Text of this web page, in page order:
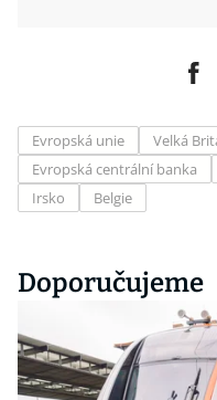
Evropská unie Velká
Evropská centrální banka
Irsko
Belgie
Doporučujeme